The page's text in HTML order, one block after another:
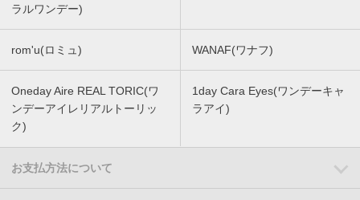
ラルワンデー)
rom'u(ロミュ) WANAF(ワナフ)
Oneday Aire REAL TORIC(ワ
ンデーアイレリアルトーリッ
ク)
1day Cara Eyes(ワンデーキャ
ラアイ)
お支払方法について